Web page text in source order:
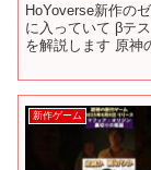
HoYoverse新作の
に入っていて βテ
を解説します 原神
新作ゲーム